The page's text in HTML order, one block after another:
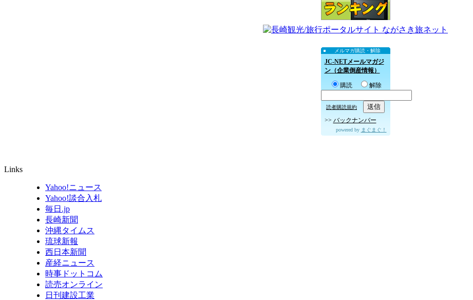
メルマガ購読・解除
JC-NETメールマガジ
ン（企業倒産情報）
購読 解除
読者購読規約
>> バックナンバー
powered by まぐまぐ！
Links
Yahoo!ニュース
Yahoo!談合入札
毎日.jp
長崎新聞
沖縄タイムス
琉球新報
西日本新聞
産経ニュース
時事ドットコム
読売オンライン
日刊建設工業